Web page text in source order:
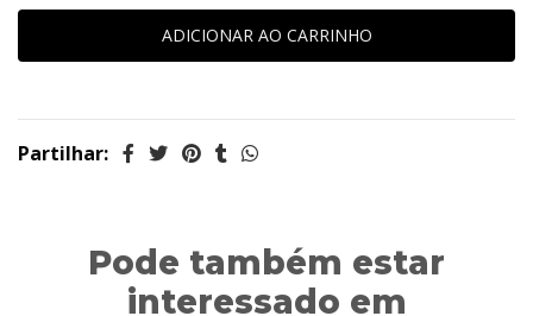
Partilhar:
Pode também estar
interessado em